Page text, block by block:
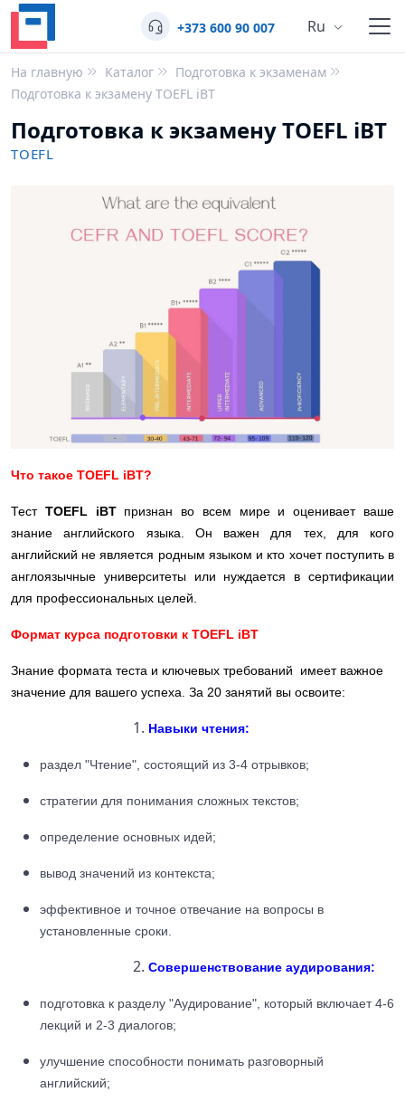
+373 600 90 007 Ru
На главную Каталог
Подготовка к экзаменам
Подготовка к экзамену TOEFL iBT
Подготовка к экзамену TOEFL iBT
TOEFL
Что такое TOEFL iBT?
Тест TOEFL iBT признан во всем мире и оценивает ваше
знание английского языка. Он важен для тех, для кого
английский не является родным языком и кто хочет поступить в
англоязычные университеты или нуждается в сертификации
для профессиональных целей.
Формат курса подготовки к TOEFL iBT
Знание формата теста и ключевых требований имеет важное
значение для вашего успеха. За 20 занятий вы освоите:
Навыки чтения:
раздел "Чтение", состоящий из 3-4 отрывков;
стратегии для понимания сложных текстов;
определение основных идей;
вывод значений из контекста;
эффективное и точное отвечание на вопросы в
установленные сроки.
Совершенствование аудирования:
подготовка к разделу "Аудирование", который включает 4-6
лекций и 2-3 диалогов;
улучшение способности понимать разговорный
английский;